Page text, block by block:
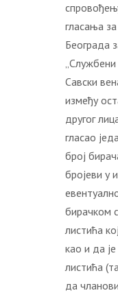
гласања
Београда
„Службени
Савски
између
другог
гласао
број
бројеви у
бирачком
листића
као и да
листића
да